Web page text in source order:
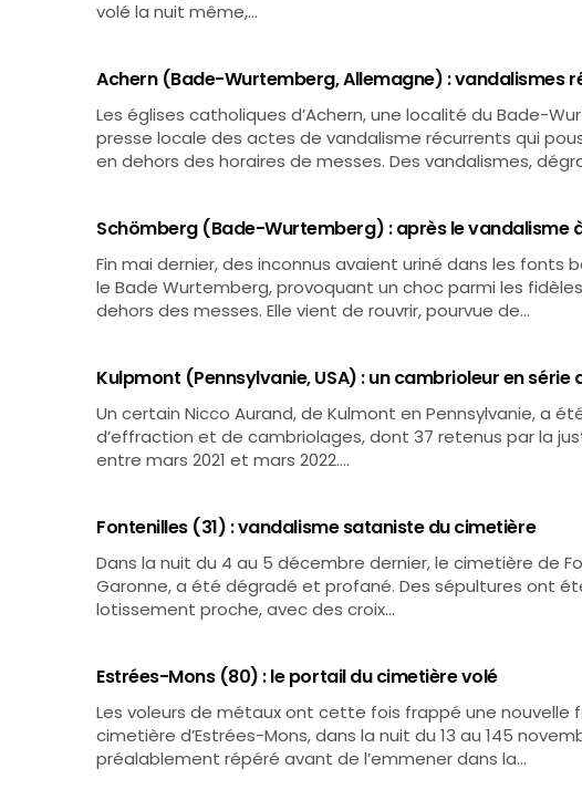
volé la nuit même,…
Achern (Bade-Wurtemberg, Allemagne) : vandalismes
Les églises catholiques d’Achern, une localité du Bade-
presse locale des actes de vandalisme récurrents qui
en dehors des horaires de messes. Des vandalismes,
Schömberg (Bade-Wurtemberg) : après le vandalisme
Fin mai dernier, des inconnus avaient uriné dans les fonts
le Bade Wurtemberg, provoquant un choc parmi les
dehors des messes. Elle vient de rouvrir, pourvue de…
Kulpmont (Pennsylvanie, USA) : un cambrioleur en série
Un certain Nicco Aurand, de Kulmont en Pennsylvanie, a
d’effraction et de cambriolages, dont 37 retenus par la
entre mars 2021 et mars 2022.…
Fontenilles (31) : vandalisme sataniste du cimetière
Dans la nuit du 4 au 5 décembre dernier, le cimetière de
Garonne, a été dégradé et profané. Des sépultures ont
lotissement proche, avec des croix…
Estrées-Mons (80) : le portail du cimetière volé
Les voleurs de métaux ont cette fois frappé une nouvelle
cimetière d’Estrées-Mons, dans la nuit du 13 au 145
préalablement répéré avant de l’emmener dans la…